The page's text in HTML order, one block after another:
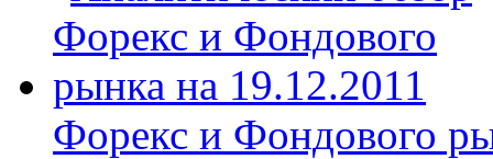
Форекс и Фондового